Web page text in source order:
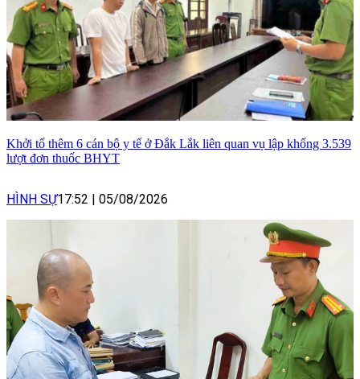
Khởi tố thêm 6 cán bộ y tế ở Đắk Lắk liên quan vụ lập khống 3.539
lượt đơn thuốc BHYT
HÌNH SỰ17:52 | 05/08/2026